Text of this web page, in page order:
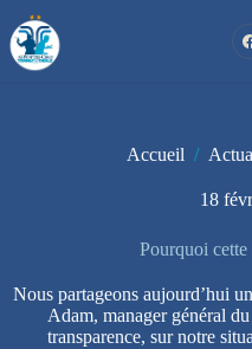
au
contenu
Accueil /
18
Pourquoi cette
Nous partageons aujourd’hui
Adam, manager général
transparence, sur notre